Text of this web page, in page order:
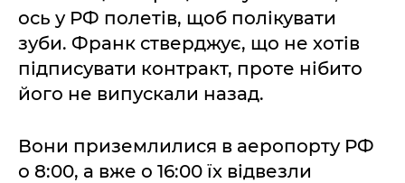
ось у РФ полетів, щоб полікувати
зуби. Франк стверджує, що не хотів
підписувати контракт, проте нібито
його не випускали назад.
Вони приземлилися в аеропорту РФ
о 8:00, а вже о 16:00 їх відвезли